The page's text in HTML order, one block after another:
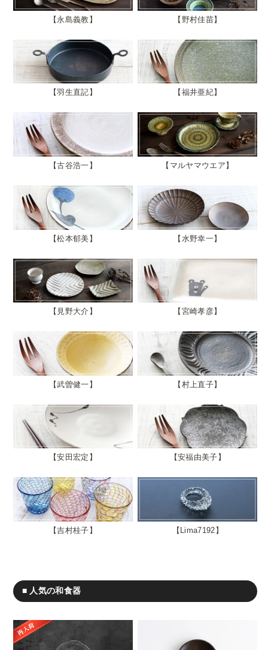
永島義教 野村佳苗
羽生直記 福井亜紀
古谷浩一 マルヤマウエア
松本郁美 水野幸一
見野大介 宮崎孝彦
武曽健一 村上直子
安田宏定 安福由美子
吉村桂子 Lima7192
■ 人気の和食器